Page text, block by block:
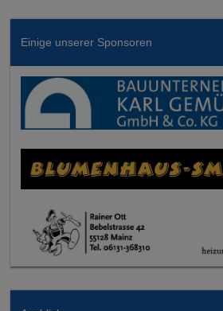
Einige unserer Sponsoren